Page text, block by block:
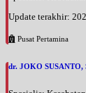
Update terakhir:
Pusat Pertamina
dr. JOKO SUSANTO,